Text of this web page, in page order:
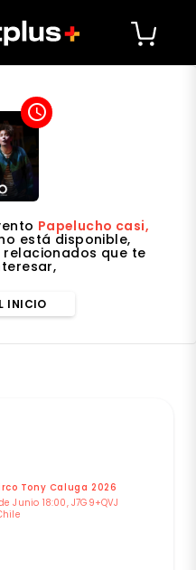
access_time
Papelucho casi,
está disponible,
que te
INICIO
Tony Caluga 2026
Junio 18:00, J7G9+QVJ